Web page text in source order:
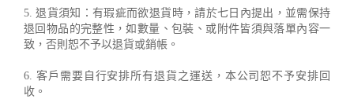
5. 退貨須知：有瑕疵而欲退貨時，請於七日內提出，並需保持
退回物品的完整性，如數量、包裝、或附件皆須與落單內容一
致，否則恕不予以退貨或銷帳。
6. 客戶需要自行安排所有退貨之運送，本公司恕不予安排回
收。